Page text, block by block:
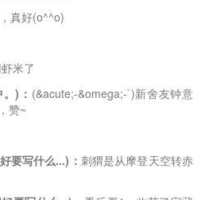
真好(o^^o)
米了
)： (&acute;-&omega;-`)新舍友钟意
赞~
要写什么...)： 刺猬是从摩登天空转赤